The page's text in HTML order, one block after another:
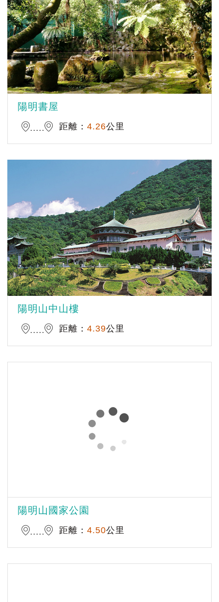
陽明書屋
距離： 4.26公里
陽明山中山樓
距離： 4.39公里
陽明山國家公園
距離： 4.50公里